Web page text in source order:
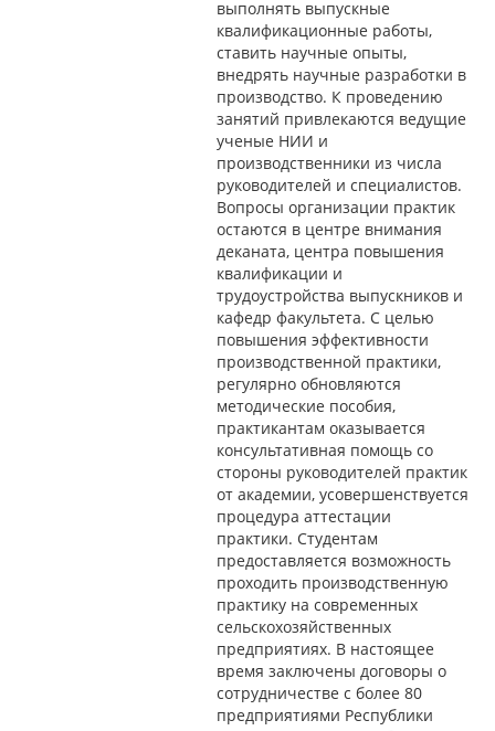
выполнять выпускные
квалификационные работы,
ставить научные опыты,
внедрять научные разработки в
производство. К проведению
занятий привлекаются ведущие
ученые НИИ и
производственники из числа
руководителей и специалистов.
Вопросы организации практик
остаются в центре внимания
деканата, центра повышения
квалификации и
трудоустройства выпускников и
кафедр факультета. С целью
повышения эффективности
производственной практики,
регулярно обновляются
методические пособия,
практикантам оказывается
консультативная помощь со
стороны руководителей практик
от академии, усовершенствуется
процедура аттестации
практики. Студентам
предоставляется возможность
проходить производственную
практику на современных
сельскохозяйственных
предприятиях. В настоящее
время заключены договоры о
сотрудничестве с более 80
предприятиями Республики